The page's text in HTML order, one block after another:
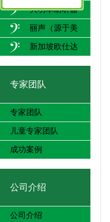
大功率助听器
丽声（源于美
国） 新加坡欧仕达
专家团队
专家团队
儿童专家团队
成功案例
公司介绍
公司介绍